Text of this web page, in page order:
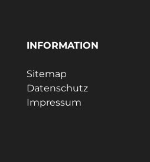
INFORMATION
Sitemap
Datenschutz
Impressum